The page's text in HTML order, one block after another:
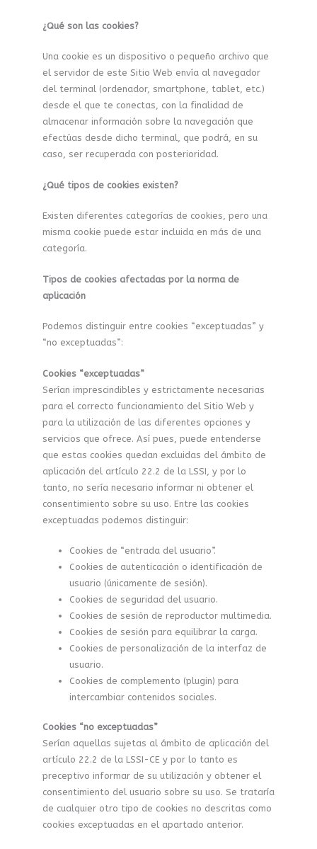
¿Qué son las cookies?
Una cookie es un dispositivo o pequeño archivo que
el servidor de este Sitio Web envía al navegador
del terminal (ordenador, smartphone, tablet, etc.)
desde el que te conectas, con la finalidad de
almacenar información sobre la navegación que
efectúas desde dicho terminal, que podrá, en su
caso, ser recuperada con posterioridad.
¿Qué tipos de cookies existen?
Existen diferentes categorías de cookies, pero una
misma cookie puede estar incluida en más de una
categoría.
Tipos de cookies afectadas por la norma de
aplicación
Podemos distinguir entre cookies “exceptuadas” y
“no exceptuadas”:
Cookies “exceptuadas”
Serían imprescindibles y estrictamente necesarias
para el correcto funcionamiento del Sitio Web y
para la utilización de las diferentes opciones y
servicios que ofrece. Así pues, puede entenderse
que estas cookies quedan excluidas del ámbito de
aplicación del artículo 22.2 de la LSSI, y por lo
tanto, no sería necesario informar ni obtener el
consentimiento sobre su uso. Entre las cookies
exceptuadas podemos distinguir:
Cookies de “entrada del usuario”.
Cookies de autenticación o identificación de
usuario (únicamente de sesión).
Cookies de seguridad del usuario.
Cookies de sesión de reproductor multimedia.
Cookies de sesión para equilibrar la carga.
Cookies de personalización de la interfaz de
usuario.
Cookies de complemento (plugin) para
intercambiar contenidos sociales.
Cookies “no exceptuadas”
Serían aquellas sujetas al ámbito de aplicación del
artículo 22.2 de la LSSI-CE y por lo tanto es
preceptivo informar de su utilización y obtener el
consentimiento del usuario sobre su uso. Se trataría
de cualquier otro tipo de cookies no descritas como
cookies exceptuadas en el apartado anterior.